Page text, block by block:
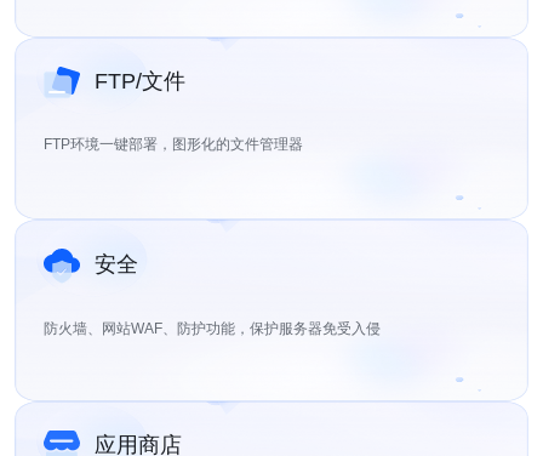
FTP/文件
FTP环境一键部署，图形化的文件管理器
安全
防火墙、网站WAF、防护功能，保护服务器免受入侵
应用商店